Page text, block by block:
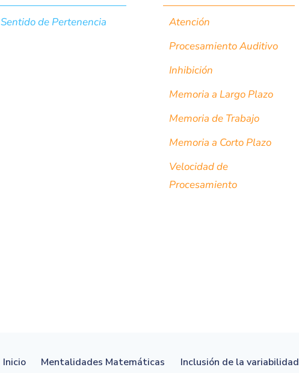
Sentido de Pertenencia
Atención
Procesamiento Auditivo
Inhibición
Memoria a Largo Plazo
Memoria de Trabajo
Memoria a Corto Plazo
Velocidad de
Procesamiento
Inicio Mentalidades Matemáticas Inclusión de la variabilidad